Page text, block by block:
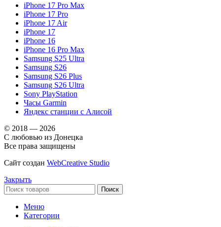
iPhone 17 Pro Max
iPhone 17 Pro
iPhone 17 Air
iPhone 17
iPhone 16
iPhone 16 Pro Max
Samsung S25 Ultra
Samsung S26
Samsung S26 Plus
Samsung S26 Ultra
Sony PlayStation
Часы Garmin
Яндекс станции с Алисой
© 2018 — 2026
С любовью из Донецка
Все права защищены
Сайт создан WebCreative Studio
Закрыть
Поиск
Меню
Категории